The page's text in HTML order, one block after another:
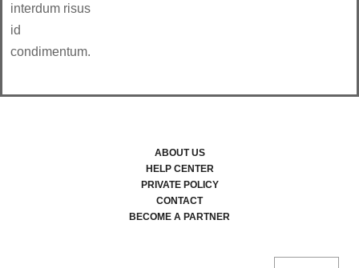
interdum risus
id
condimentum.
ABOUT US
HELP CENTER
PRIVATE POLICY
CONTACT
BECOME A PARTNER